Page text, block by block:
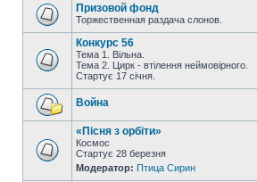
Призовой фонд
Торжественная раздача слонов.
Конкурс 56
Тема 1. Вільна.
Тема 2. Цирк - втілення неймовірного.
Стартує 17 січня.
Война
«Пісня з орбіти»
Космос
Стартує 28 березня
Модератор: Птица Сирин